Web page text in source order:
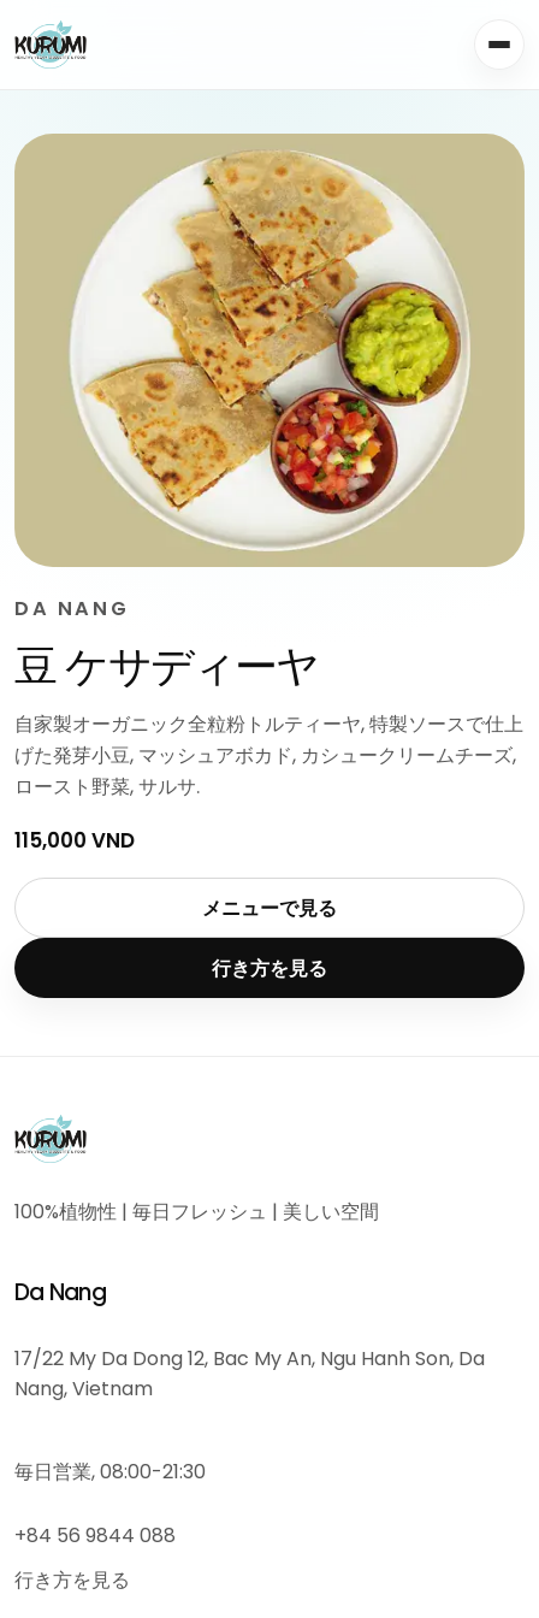
DA NANG
豆 ケサディーヤ
自家製オーガニック全粒粉トルティーヤ, 特製ソースで仕上
げた発芽小豆, マッシュアボカド, カシュークリームチーズ,
ロースト野菜, サルサ.
115,000 VND
メニューで見る
行き方を見る
100%植物性 | 毎日フレッシュ | 美しい空間
Da Nang
17/22 My Da Dong 12, Bac My An, Ngu Hanh Son, Da
Nang, Vietnam
毎日営業, 08:00-21:30
+84 56 9844 088
行き方を見る